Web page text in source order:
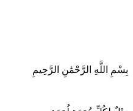
بِسْمِ اللَّهِ الرَّحْمَٰنِ الرَّحِيمِ